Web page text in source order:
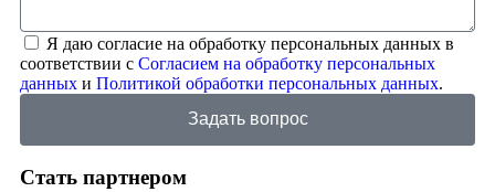
Я даю согласие на обработку персональных данных в
соответствии с Согласием на обработку персональных
данных и Политикой обработки персональных данных.
Задать вопрос
Стать партнером